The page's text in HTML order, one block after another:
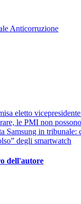
Anticorruzione
eletto
le PMI non
Samsung in tribunale:
degli smartwatch
dell'autore